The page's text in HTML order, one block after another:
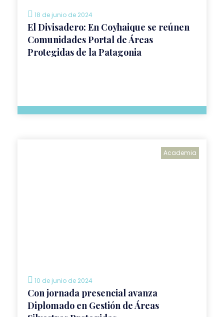
18 de junio de 2024
El Divisadero: En Coyhaique se reúnen
Comunidades Portal de Áreas
Protegidas de la Patagonia
Academia
10 de junio de 2024
Con jornada presencial avanza
Diplomado en Gestión de Áreas